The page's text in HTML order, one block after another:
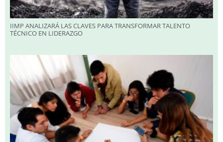
IIMP ANALIZARÁ LAS CLAVES PARA TRANSFORMAR TALENTO
TÉCNICO EN LIDERAZGO